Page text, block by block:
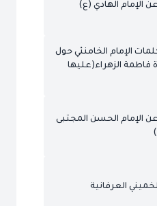
الإمام الهادي (ع)
الإمام الخامنئي حول
الزهراء(عليها
الإمام الحسن المجتبى
العرفانية